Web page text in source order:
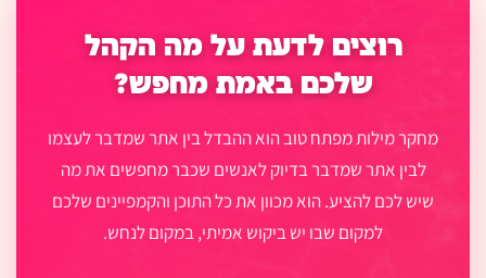
רוצים לדעת על מה הקהל
שלכם באמת מחפש?
מחקר מילות מפתח טוב הוא ההבדל בין אתר שמדבר לעצמו
לבין אתר שמדבר בדיוק לאנשים שכבר מחפשים את מה
שיש לכם להציע. הוא מכוון את כל התוכן והקמפיינים שלכם
למקום שבו יש ביקוש אמיתי, במקום לנחש.